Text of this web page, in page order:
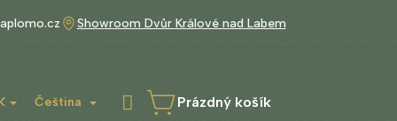
Showroom Dvůr Králové nad Labem
Čeština
NÁKUPNÍ
Prázdný košík